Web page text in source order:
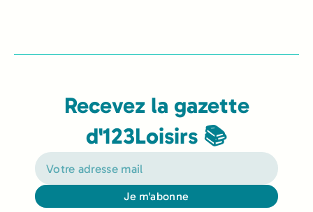
Recevez la gazette
d'123Loisirs 📚
Je m'abonne